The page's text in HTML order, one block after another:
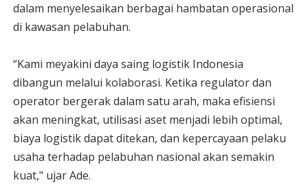
dalam menyelesaikan berbagai hambatan operasional
di kawasan pelabuhan.
“Kami meyakini daya saing logistik Indonesia
dibangun melalui kolaborasi. Ketika regulator dan
operator bergerak dalam satu arah, maka efisiensi
akan meningkat, utilisasi aset menjadi lebih optimal,
biaya logistik dapat ditekan, dan kepercayaan pelaku
usaha terhadap pelabuhan nasional akan semakin
kuat," ujar Ade.